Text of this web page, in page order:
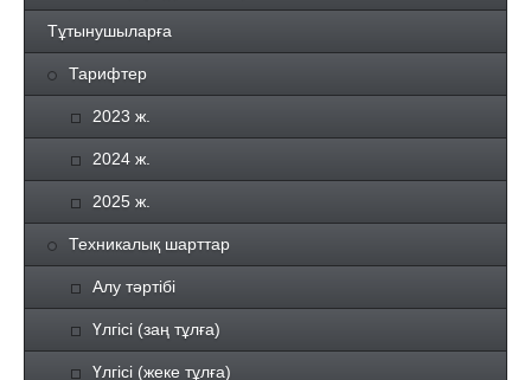
Тұтынушыларға
Тарифтер
2023 ж.
2024 ж.
2025 ж.
Техникалық шарттар
Алу тәртібі
Үлгісі (заң тұлға)
Үлгісі (жеке тұлға)